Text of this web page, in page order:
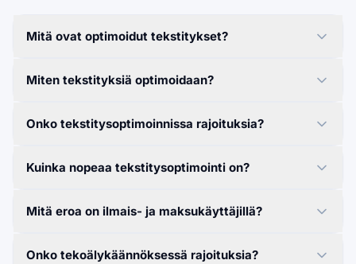
Mitä ovat optimoidut tekstitykset?
Miten tekstityksiä optimoidaan?
Onko tekstitysoptimoinnissa rajoituksia?
Kuinka nopeaa tekstitysoptimointi on?
Mitä eroa on ilmais- ja maksukäyttäjillä?
Onko tekoälykäännöksessä rajoituksia?